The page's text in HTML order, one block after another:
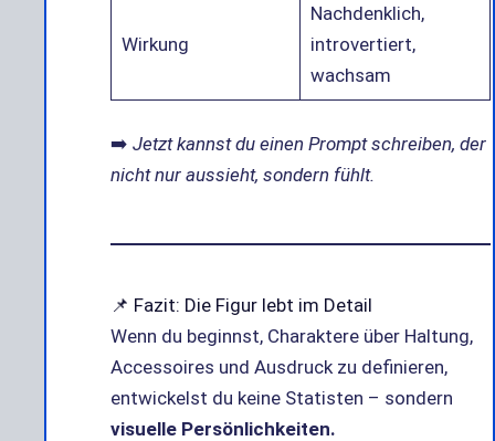
Wirkung
Nachdenklich,
introvertiert,
wachsam
➡️Jetzt kannst du einen Prompt schreiben, der
nicht nur aussieht, sondern fühlt.
📌 Fazit: Die Figur lebt im Detail
Wenn du beginnst, Charaktere über Haltung,
Accessoires und Ausdruck zu definieren,
entwickelst du keine Statisten – sondern
visuelle Persönlichkeiten.